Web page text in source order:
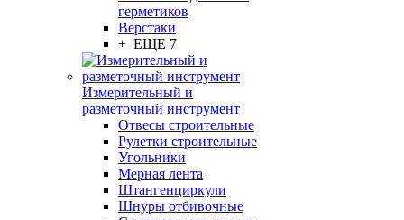
герметиков
Верстаки
+ ЕЩЕ 7
Измерительный и
разметочный инструмент
Отвесы строительные
Рулетки строительные
Угольники
Мерная лента
Штангенциркули
Шнуры отбивочные